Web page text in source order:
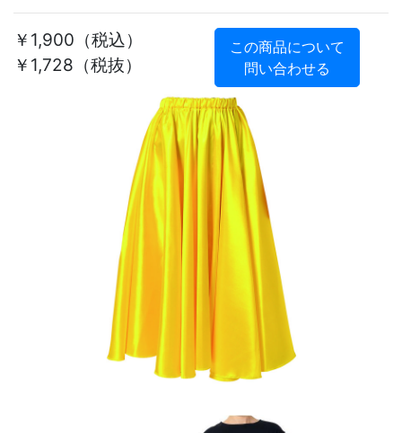
￥1,900 （税込）
￥1,728（税抜）
この商品について
問い合わせる